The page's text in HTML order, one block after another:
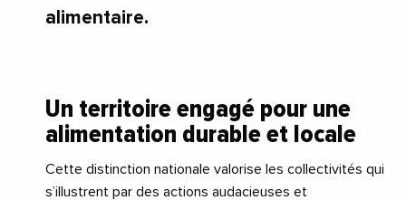
alimentaire.
Un territoire engagé pour une
alimentation durable et locale
Cette distinction nationale valorise les collectivités qui
s’illustrent par des actions audacieuses et